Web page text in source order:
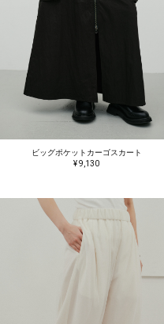
ビッグポケットカーゴスカート
¥ 9,130